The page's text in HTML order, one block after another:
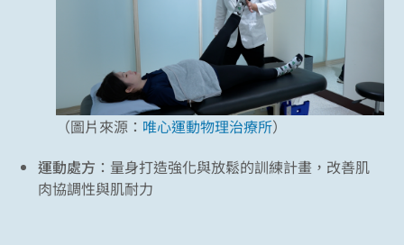
（圖片來源： 唯心運動物理治療所）
運動處方 ：量身打造強化與放鬆的訓練計畫，改善肌
肉協調性與肌耐力